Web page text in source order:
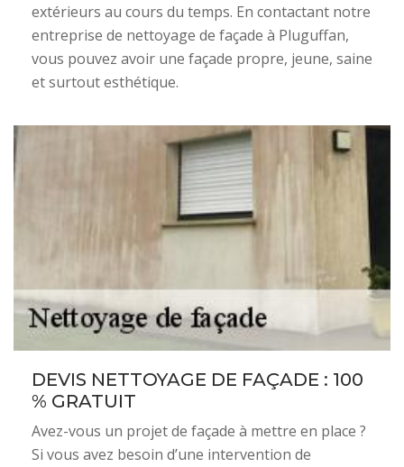
extérieurs au cours du temps. En contactant notre
entreprise de nettoyage de façade à Pluguffan,
vous pouvez avoir une façade propre, jeune, saine
et surtout esthétique.
DEVIS NETTOYAGE DE FAÇADE : 100
% GRATUIT
Avez-vous un projet de façade à mettre en place ?
Si vous avez besoin d’une intervention de